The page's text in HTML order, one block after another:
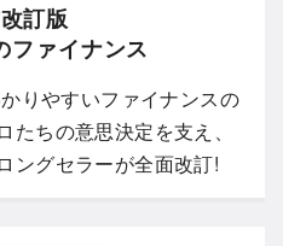
訂版
ファイナンス
りやすいファイナンスの
ちの意思決定を支え、
ングセラーが全面改訂!